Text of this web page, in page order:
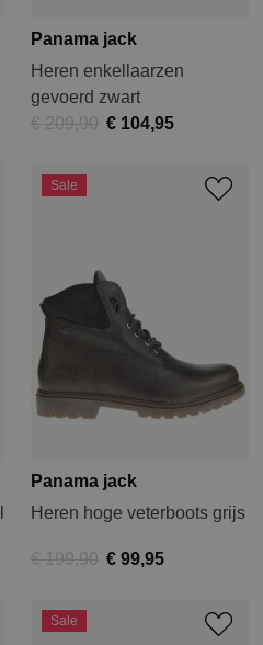
Panama jack
Heren enkellaarzen
gevoerd zwart
€ 209,90 € 104,95
Sale
Panama jack
Heren hoge veterboots grijs
€ 199,90 € 99,95
Sale